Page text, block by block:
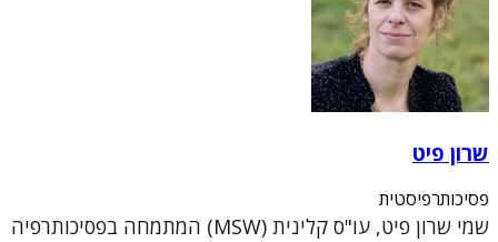
שרון פיט
פסיכותרפיסטית
שמי שרון פיט, עו"ס קלינית (MSW) המתמחה בפסיכותרפיה